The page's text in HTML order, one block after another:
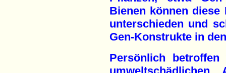
Bienen können
unterschieden und
Gen-Konstrukte in
Persönlich